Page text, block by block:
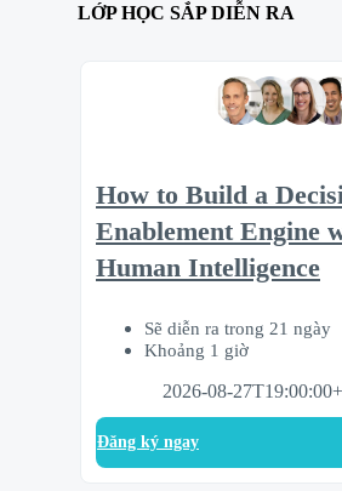
LỚP HỌC SẮP DIỄN RA
How to Build a
Enablement Engine
Human Intelligence
Sẽ diễn ra trong 21 ngày
Khoảng 1 giờ
2026-08-
Đăng ký ngay